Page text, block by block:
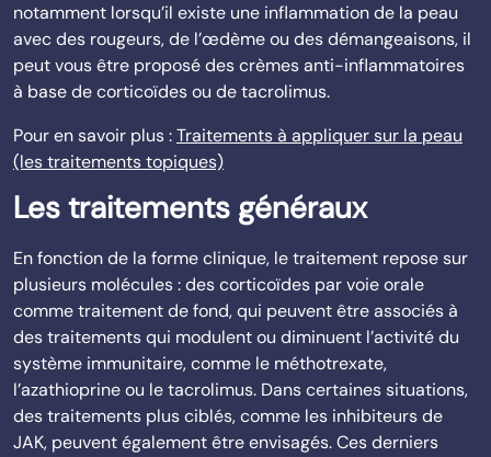
notamment lorsqu’il existe une inflammation de la peau
avec des rougeurs, de l’œdème ou des démangeaisons, il
peut vous être proposé des crèmes anti-inflammatoires
à base de corticoïdes ou de tacrolimus.
Pour en savoir plus :Traitements à appliquer sur la peau
(les traitements topiques)
Les traitements généraux
En fonction de la forme clinique, le traitement repose sur
plusieurs molécules : des corticoïdes par voie orale
comme traitement de fond, qui peuvent être associés à
des traitements qui modulent ou diminuent l’activité du
système immunitaire, comme le méthotrexate,
l’azathioprine ou le tacrolimus. Dans certaines situations,
des traitements plus ciblés, comme les inhibiteurs de
JAK, peuvent également être envisagés. Ces derniers